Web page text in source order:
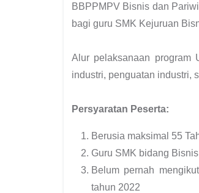
BBPPMPV Bisnis dan
bagi guru SMK Kejuruan
Alur pelaksanaan program
industri, penguatan industri,
Persyaratan Peserta:
Berusia maksimal 55
Guru SMK bidang
Belum pernah
tahun 2022